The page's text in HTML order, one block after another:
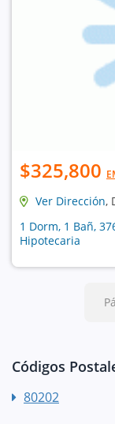
$325,800
Ver Dirección,
1 Dorm, 1 Bañ,
Hipotecaria
Códigos
80202